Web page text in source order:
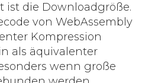
ist die Downloadgröße.
von WebAssembly
Kompression
als äquivalenter
wenn große